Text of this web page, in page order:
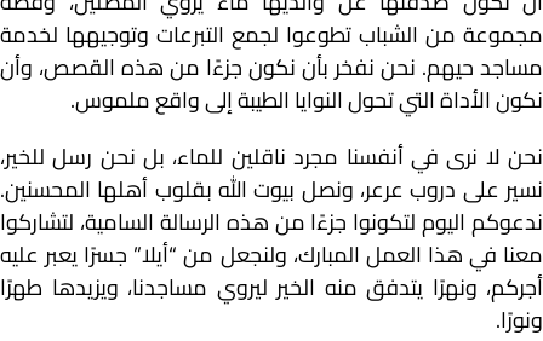
مجموعة من الشباب تطوعوا لجمع التبرعات وتوجيهها لخدمة
مساجد حيهم. نحن نفخر بأن نكون جزءًا من هذه القصص، وأن
نكون الأداة التي تحول النوايا الطيبة إلى واقع ملموس.
نحن لا نرى في أنفسنا مجرد ناقلين للماء، بل نحن رسل للخير،
نسير على دروب عرعر، ونصل بيوت الله بقلوب أهلها المحسنين.
ندعوكم اليوم لتكونوا جزءًا من هذه الرسالة السامية، لتشاركوا
معنا في هذا العمل المبارك، ولنجعل من “أيلا” جسرًا يعبر عليه
أجركم، ونهرًا يتدفق منه الخير ليروي مساجدنا، ويزيدها طهرًا
ونورًا.